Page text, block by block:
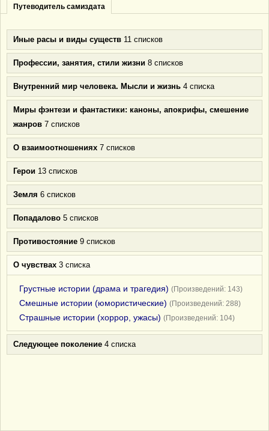
Путеводитель самиздата
Иные расы и виды существ 11 списков
Профессии, занятия, стили жизни 8 списков
Внутренний мир человека. Мысли и жизнь 4 списка
Миры фэнтези и фантастики: каноны, апокрифы, смешение
жанров 7 списков
О взаимоотношениях 7 списков
Герои 13 списков
Земля 6 списков
Попадалово 5 списков
Противостояние 9 списков
О чувствах 3 списка
Грустные истории (драма и трагедия) (Произведений: 143)
Смешные истории (юмористические) (Произведений: 288)
Страшные истории (хоррор, ужасы) (Произведений: 104)
Следующее поколение 4 списка